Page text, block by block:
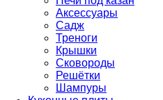
Аксессуары
Садж
Треноги
Крышки
Сковороды
Решётки
Шампуры